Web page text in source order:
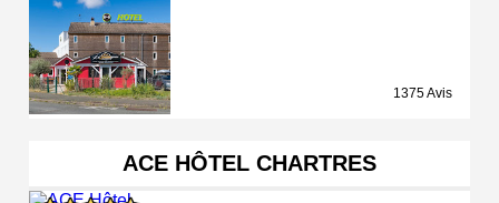
1375 Avis
ACE HÔTEL CHARTRES